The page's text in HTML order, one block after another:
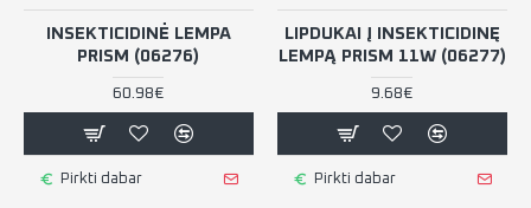
INSEKTICIDINĖ LEMPA
PRISM (06276)
60.98€
Pirkti dabar
LIPDUKAI Į INSEKTICIDINĘ
LEMPĄ PRISM 11W (06277)
9.68€
Pirkti dabar